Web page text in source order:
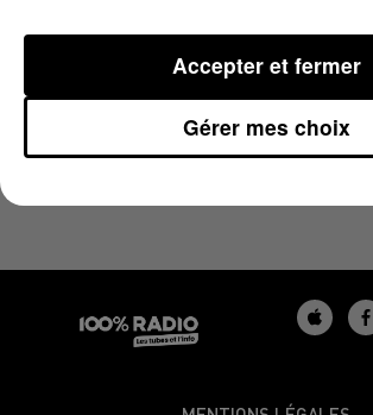
Gérer mes choix
Accepter et fermer